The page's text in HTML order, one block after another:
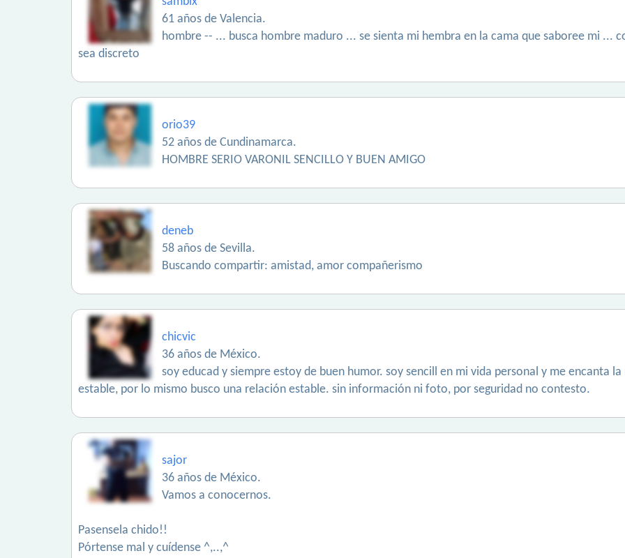
61 años de Valencia.
hombre -- ... busca hombre maduro ... se sienta mi hembra en la cama que saboree mi ...
sea discreto
orio39
52 años de Cundinamarca.
HOMBRE SERIO VARONIL SENCILLO Y BUEN AMIGO
deneb
58 años de Sevilla.
Buscando compartir: amistad, amor compañerismo
chicvic
36 años de México.
soy educad y siempre estoy de buen humor. soy sencill en mi vida personal y me encanta
estable, por lo mismo busco una relación estable. sin información ni foto, por seguridad no contesto.
sajor
36 años de México.
Vamos a conocernos.
Pasensela chido!!
Pórtense mal y cuídense ^,..,^